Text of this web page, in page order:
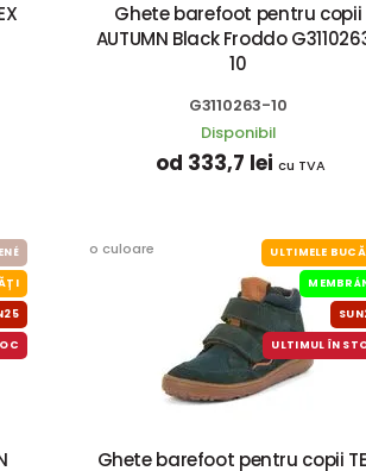
Ghete barefoot pentru copii
AUTUMN Black Froddo
10
G3110263-10
Disponibil
od 333,7 lei cu TVA
o culoare ULTIMELE
ULTIMUL ÎN
Ghete barefoot pentru copii